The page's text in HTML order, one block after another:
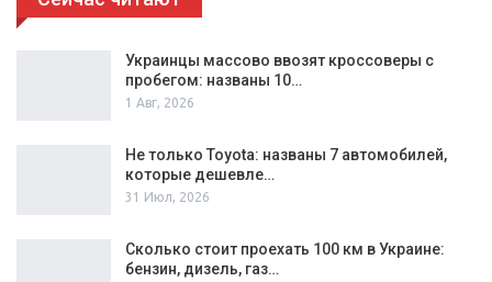
Украинцы массово ввозят кроссоверы с
пробегом: названы 10…
1 Авг, 2026
Не только Toyota: названы 7 автомобилей,
которые дешевле…
31 Июл, 2026
Сколько стоит проехать 100 км в Украине:
бензин, дизель, газ…